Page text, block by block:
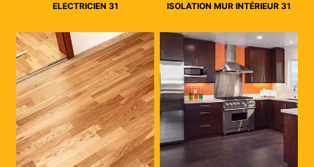
ELECTRICIEN 31 ISOLATION MUR INTÉRIEUR 31